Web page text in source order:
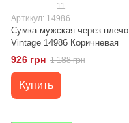
11
Артикул: 14986
Сумка мужская через плечо
Vintage 14986 Коричневая
926 грн 1 188 грн
Купить